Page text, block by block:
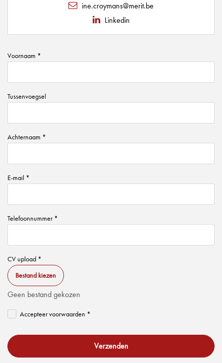
ine.croymans@merit.be
Linkedin
Voornaam *
Tussenvoegsel
Achternaam *
E-mail *
Telefoonnummer *
CV upload *
Bestand kiezen
Geen bestand gekozen
Accepteer voorwaarden *
Verzenden